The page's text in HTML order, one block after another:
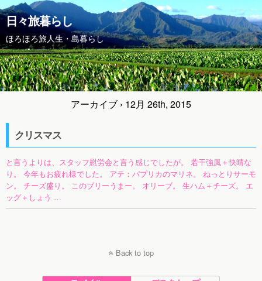
日々旅暮らし
ほろほろ旅人生・島暮らし
アーカイブ › 12月 26th, 2015
クリスマス
と言うよりは、スタッフ慰労会と言う感じでしたが。 若干強風＋快晴な
り。 今年もお疲れ様でした。 アテ：パプリカのマリネ。 ねっとりサーモ
ン。 チーズ盛り。 このブリーうまー。 オリーブ。 生ハム＋チーズ。 エ
ッグ＋しょう …
Back to top